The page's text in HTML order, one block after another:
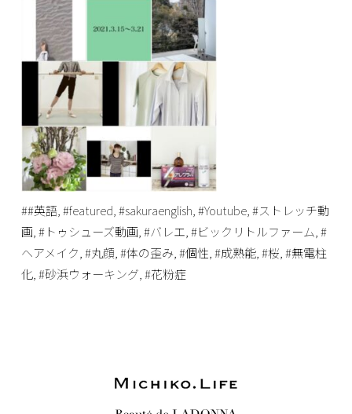
##英語 ,#featured ,#sakuraenglish ,#Youtube ,#ストレッチ動
画 ,#トゥシューズ動画 ,#バレエ ,#ビックリトルファーム ,#
ヘアメイク ,#丸顔 ,#体の歪み ,#個性 ,#成熟能 ,#桜 ,#無電柱
化 ,#砂浜ウォーキング ,#花粉症